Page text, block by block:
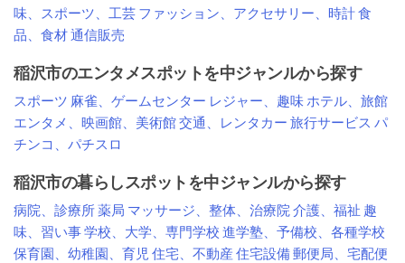
味、スポーツ、工芸 ファッション、アクセサリー、時計食
品、食材通信販売
稲沢市のエンタメスポットを中ジャンルから探す
スポーツ 麻雀、ゲームセンター レジャー、趣味ホテル、旅館
エンタメ、映画館、美術館交通、レンタカー 旅行サービス パ
チンコ、パチスロ
稲沢市の暮らしスポットを中ジャンルから探す
病院、診療所薬局 マッサージ、整体、治療院介護、福祉 趣
味、習い事学校、大学、専門学校 進学塾、予備校、各種学校
保育園、幼稚園、育児 住宅、不動産 住宅設備郵便局、宅配便